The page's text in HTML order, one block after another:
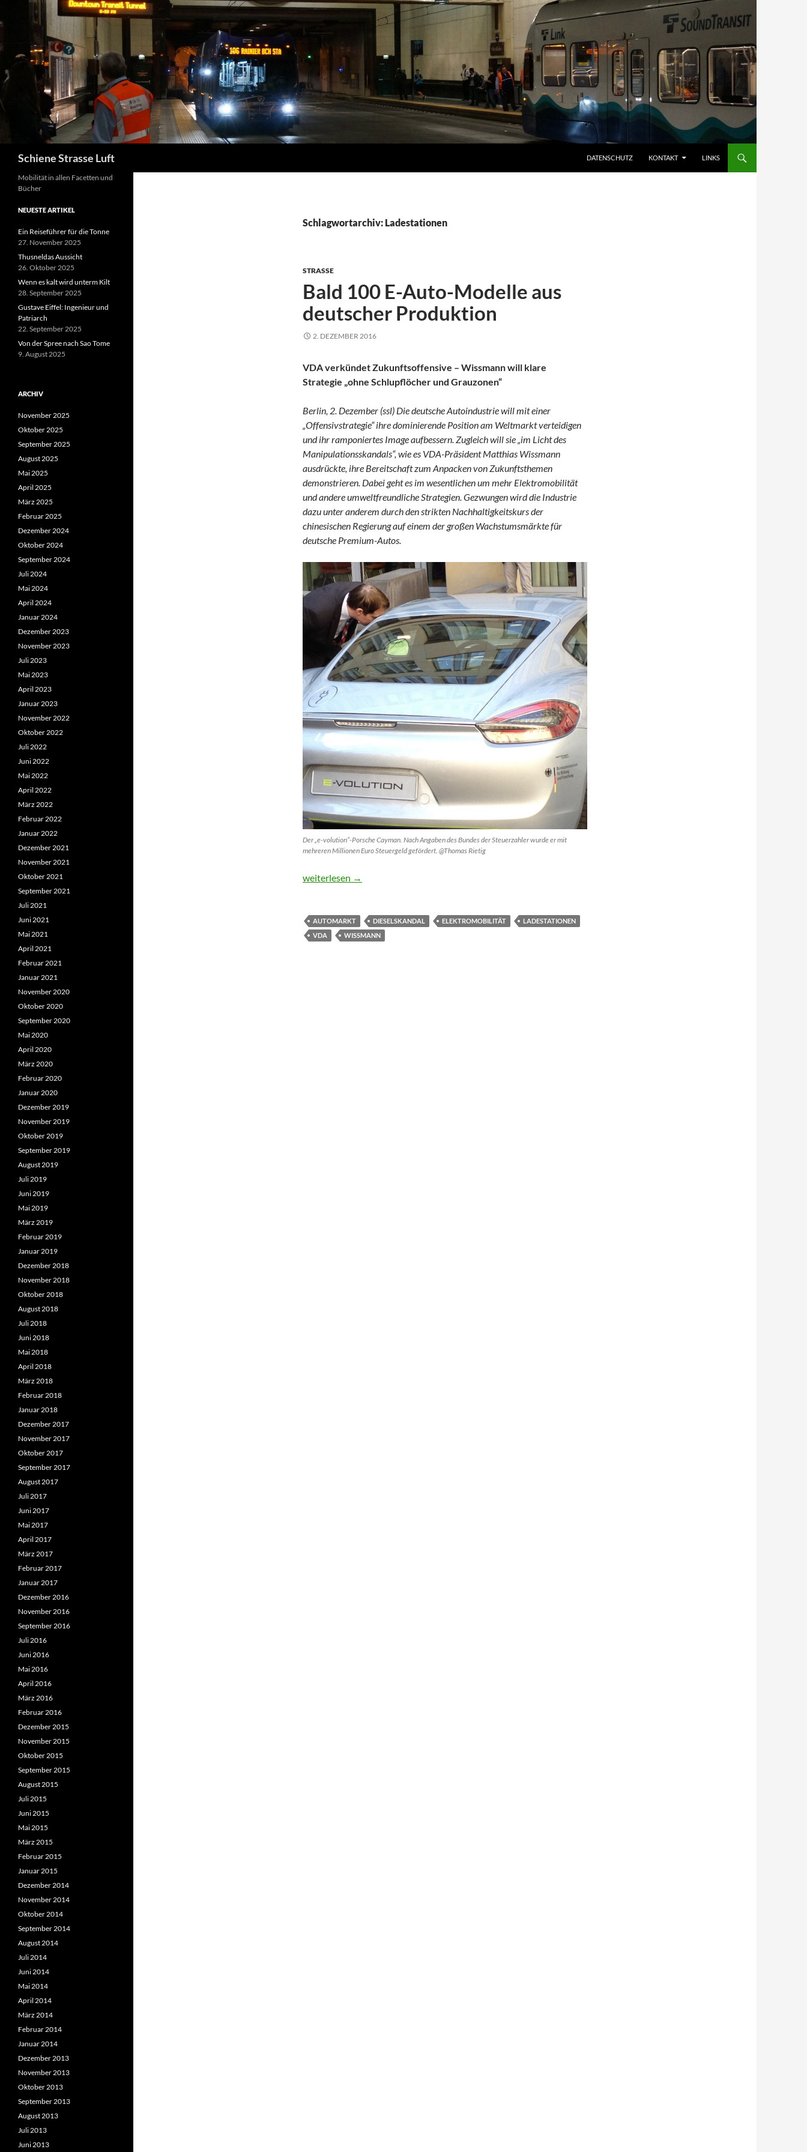
Inhalt
Schiene Strasse Luft DATENSCHUTZ KONTAKT LINKS
Schlagwortarchiv: Ladestationen
STRASSE
Bald 100 E-Auto-Modelle aus
deutscher Produktion
2. DEZEMBER 2016
VDA verkündet Zukunftsoffensive – Wissmann will klare
Strategie „ohne Schlupflöcher und Grauzonen“
Berlin, 2. Dezember (ssl) Die deutsche Autoindustrie will mit einer
„Offensivstrategie“ ihre dominierende Position am Weltmarkt verteidigen
und ihr ramponiertes Image aufbessern. Zugleich will sie „im Licht des
Manipulationsskandals“, wie es VDA-Präsident Matthias Wissmann
ausdrückte, ihre Bereitschaft zum Anpacken von Zukunftsthemen
demonstrieren. Dabei geht es im wesentlichen um mehr Elektromobilität
und andere umweltfreundliche Strategien. Gezwungen wird die Industrie
dazu unter anderem durch den strikten Nachhaltigkeitskurs der
chinesischen Regierung auf einem der großen Wachstumsmärkte für
deutsche Premium-Autos.
Der „e-volution“-Porsche Cayman. Nach Angaben des Bundes der Steuerzahler wurde er mit
mehreren Millionen Euro Steuergeld gefördert. @Thomas Rietig
Bald 100 E-Auto-Modelle aus deutscher Produktion
weiterlesen →
AUTOMARKT DIESELSKANDAL ELEKTROMOBILITÄT
LADESTATIONEN
VDA
WISSMANN
Mobilität in allen Facetten und
Bücher
NEUESTE ARTIKEL
Ein Reiseführer für die Tonne
27. November 2025
Thusneldas Aussicht
26. Oktober 2025
Wenn es kalt wird unterm Kilt
28. September 2025
Gustave Eiffel: Ingenieur und
Patriarch
22. September 2025
Von der Spree nach Sao Tome
9. August 2025
ARCHIV
November 2025
Oktober 2025
September 2025
August 2025
Mai 2025
April 2025
März 2025
Februar 2025
Dezember 2024
Oktober 2024
September 2024
Juli 2024
Mai 2024
April 2024
Januar 2024
Dezember 2023
November 2023
Juli 2023
Mai 2023
April 2023
Januar 2023
November 2022
Oktober 2022
Juli 2022
Juni 2022
Mai 2022
April 2022
März 2022
Februar 2022
Januar 2022
Dezember 2021
November 2021
Oktober 2021
September 2021
Juli 2021
Juni 2021
Mai 2021
April 2021
Februar 2021
Januar 2021
November 2020
Oktober 2020
September 2020
Mai 2020
April 2020
März 2020
Februar 2020
Januar 2020
Dezember 2019
November 2019
Oktober 2019
September 2019
August 2019
Juli 2019
Juni 2019
Mai 2019
März 2019
Februar 2019
Januar 2019
Dezember 2018
November 2018
Oktober 2018
August 2018
Juli 2018
Juni 2018
Mai 2018
April 2018
März 2018
Februar 2018
Januar 2018
Dezember 2017
November 2017
Oktober 2017
September 2017
August 2017
Juli 2017
Juni 2017
Mai 2017
April 2017
März 2017
Februar 2017
Januar 2017
Dezember 2016
November 2016
September 2016
Juli 2016
Juni 2016
Mai 2016
April 2016
März 2016
Februar 2016
Dezember 2015
November 2015
Oktober 2015
September 2015
August 2015
Juli 2015
Juni 2015
Mai 2015
März 2015
Februar 2015
Januar 2015
Dezember 2014
November 2014
Oktober 2014
September 2014
August 2014
Juli 2014
Juni 2014
Mai 2014
April 2014
März 2014
Februar 2014
Januar 2014
Dezember 2013
November 2013
Oktober 2013
September 2013
August 2013
Juli 2013
Juni 2013